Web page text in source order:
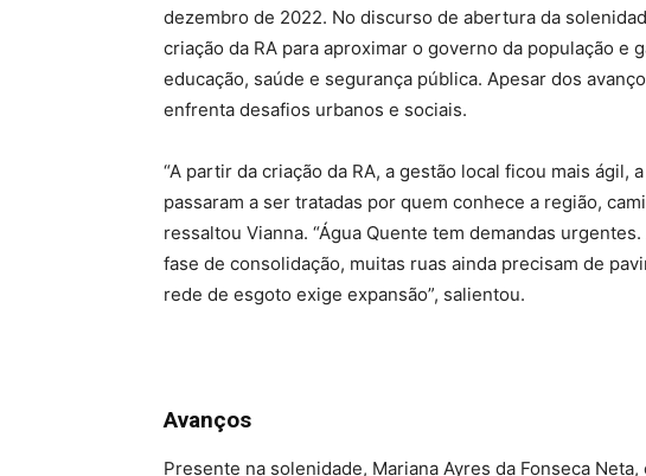
dezembro de 2022. No discurso de abertura da
criação da RA para aproximar o governo da população
educação, saúde e segurança pública. Apesar dos
enfrenta desafios urbanos e sociais.
“A partir da criação da RA, a gestão local ficou mais ágil,
passaram a ser tratadas por quem conhece a região,
ressaltou Vianna. “Água Quente tem demandas
fase de consolidação, muitas ruas ainda precisam de
rede de esgoto exige expansão”, salientou.
Avanços
Presente na solenidade, Mariana Ayres da Fonseca